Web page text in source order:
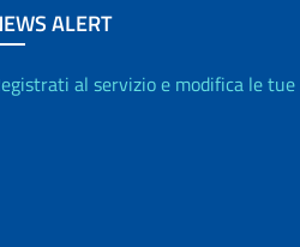
ALERT
al servizio e modifica le